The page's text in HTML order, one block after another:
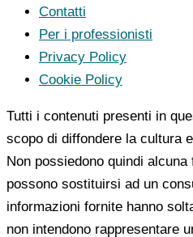
Contatti
Per i professionisti
Privacy Policy
Cookie Policy
Tutti i contenuti presenti in
scopo di diffondere la cultura
Non possiedono quindi
possono sostituirsi ad un
informazioni fornite hanno
non intendono rappresentare